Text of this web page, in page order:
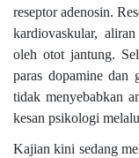
reseptor adenosin.
kardiovaskular,
oleh otot jantung.
paras dopamine dan
tidak menyebabkan
kesan psikologi
Kajian kini sedang